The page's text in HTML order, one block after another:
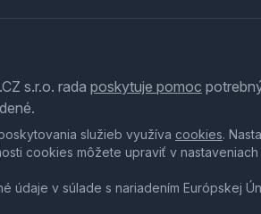
s.r.o. rada poskytuje pomoc
služieb využíva cookies.
cookies môžete upraviť v nastaveniach
údaje v súlade s nariadením Európskej